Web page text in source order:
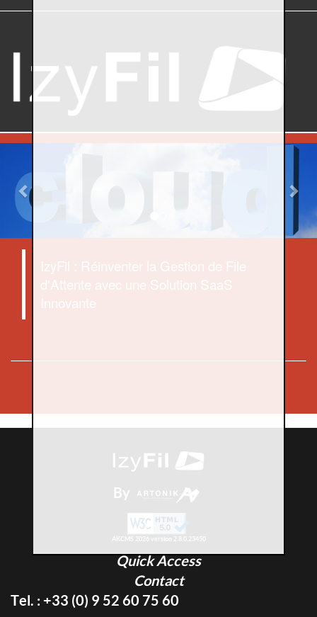
IzyFil : Réinventer la Gestion de File
d'Attente avec une Solution SaaS
Innovante
By
AKCMS 2026 version 2.8.0.23450
Quick Access
Contact
Tel. : +33 (0) 9 52 60 75 60